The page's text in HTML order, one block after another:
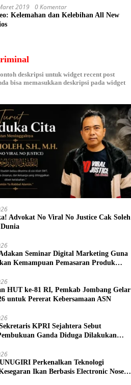
2019 0 Komentar
Kelemahan dan Kelebihan All New
deskripsi untuk widget recent post
bisa memasukkan deskripsi pada widget
Advokat No Viral No Justice Cak Soleh
Seminar Digital Marketing Guna
Kemampuan Pemasaran Produk
HUT ke-81 RI, Pemkab Jombang Gelar
untuk Pererat Kebersamaan ASN
KPRI Sejahtera Sebut
Ganda Diduga Dilakukan
Perkenalkan Teknologi
Ikan Berbasis Electronic Nose